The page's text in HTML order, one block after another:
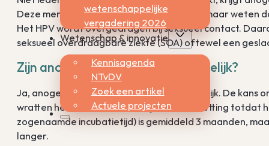
wetenschappelijke
vergadering 2026
Wetenschap & innovatie
Kennisagenda
NTvDV
Zoek een artikel
Actuele projecten
Deze mensen hebben wel het virus bij zich, maar
Het HPV wordt overgedragen bij seksueel contact.
seksueel overdraagbare ziekte (SOA) oftewel een
Zijn anogenitale wratten besmettelijk?
Ja, anogenitale wratten zijn zéér besmettelijk. De kans
wratten heeft is 60-80%. De tijd van besmetting totdat
zogenaamde incubatietijd) is gemiddeld 3 maanden,
langer.